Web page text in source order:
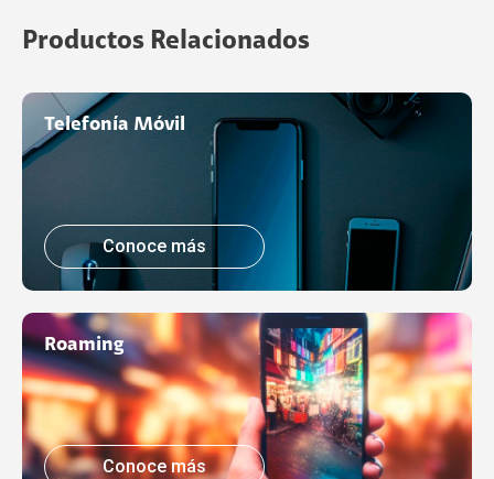
Productos Relacionados
Telefonía Móvil
Conoce más
Roaming
Conoce más